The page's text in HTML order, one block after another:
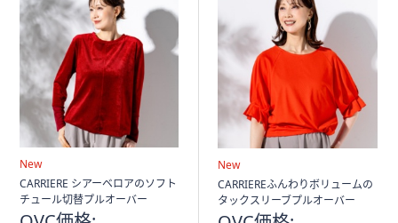
New
CARRIERE シアーベロアのソフト
チュール切替プルオーバー
New
CARRIEREふんわりボリュームの
タックスリーブプルオーバー